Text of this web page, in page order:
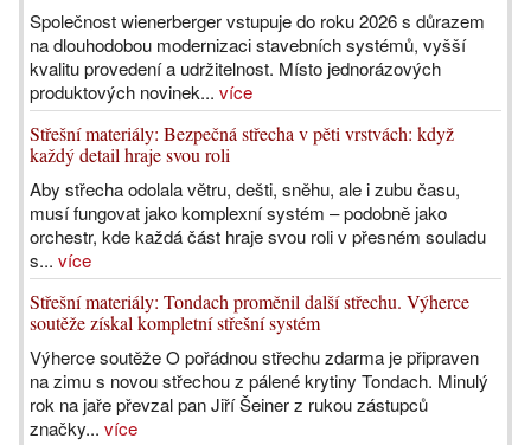
Společnost wienerberger vstupuje do roku 2026 s důrazem
na dlouhodobou modernizaci stavebních systémů, vyšší
kvalitu provedení a udržitelnost. Místo jednorázových
produktových novinek... více
Střešní materiály: Bezpečná střecha v pěti vrstvách: když
každý detail hraje svou roli
Aby střecha odolala větru, dešti, sněhu, ale i zubu času,
musí fungovat jako komplexní systém – podobně jako
orchestr, kde každá část hraje svou roli v přesném souladu
s... více
Střešní materiály: Tondach proměnil další střechu. Výherce
soutěže získal kompletní střešní systém
Výherce soutěže O pořádnou střechu zdarma je připraven
na zimu s novou střechou z pálené krytiny Tondach. Minulý
rok na jaře převzal pan Jiří Šeiner z rukou zástupců
značky... více